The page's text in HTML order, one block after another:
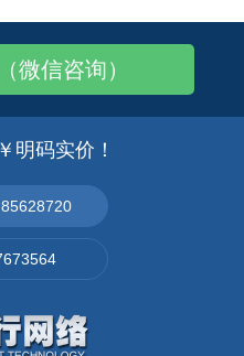
..
样做
微信咨询）
明码实价！